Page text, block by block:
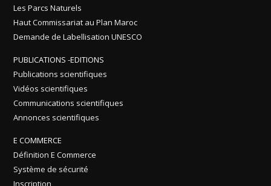
Les Parcs Naturels
Haut Commissariat au Plan Maroc
Demande de Labellisation UNESCO
PUBLICATIONS -EDITIONS
Publications scientifiques
Vidéos scientifiques
Communications scientifiques
Annonces scientifiques
E COMMERCE
Définition E Commerce
Système de sécurité
Inscription